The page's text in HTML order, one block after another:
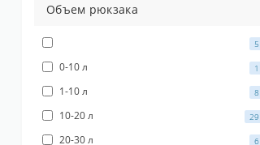
Объем рюкзака
5
0-10 л 1
1-10 л 8
10-20 л 29
20-30 л 6